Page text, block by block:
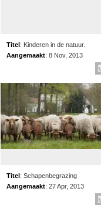
Titel: Kinderen in de natuur.
Aangemaakt: 8 Nov, 2013
Titel: Schapenbegrazing
Aangemaakt: 27 Apr, 2013